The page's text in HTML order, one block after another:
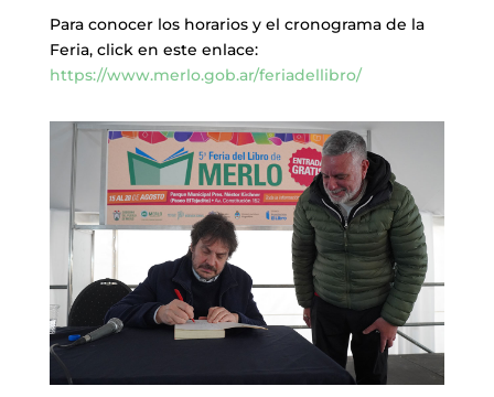
Para conocer los horarios y el cronograma de la
Feria, click en este enlace:
https://www.merlo.gob.ar/feriadellibro/